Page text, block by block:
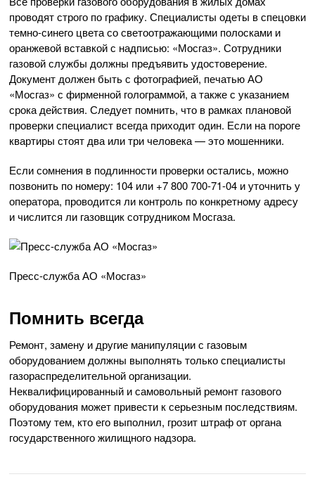
проводят строго по графику. Специалисты одеты в спецовки
темно-синего цвета со светоотражающими полосками и
оранжевой вставкой с надписью: «Мосгаз». Сотрудники
газовой службы должны предъявить удостоверение.
Документ должен быть с фотографией, печатью АО
«Мосгаз» с фирменной голограммой, а также с указанием
срока действия. Следует помнить, что в рамках плановой
проверки специалист всегда приходит один. Если на пороге
квартиры стоят два или три человека — это мошенники.
Если сомнения в подлинности проверки остались, можно
позвонить по номеру: 104 или +7 800 700-71-04 и уточнить у
оператора, проводится ли контроль по конкретному адресу
и числится ли газовщик сотрудником Мосгаза.
Пресс-служба АО «Мосгаз»
Помнить всегда
Ремонт, замену и другие манипуляции с газовым
оборудованием должны выполнять только специалисты
газораспределительной организации.
Неквалифицированный и самовольный ремонт газового
оборудования может привести к серьезным последствиям.
Поэтому тем, кто его выполнил, грозит штраф от органа
государственного жилищного надзора.